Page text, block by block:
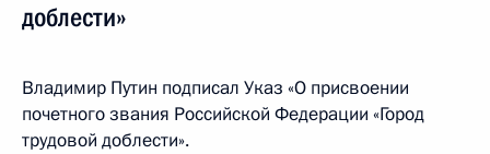
доблести»
Владимир Путин подписал Указ «О присвоении
почетного звания Российской Федерации «Город
трудовой доблести».